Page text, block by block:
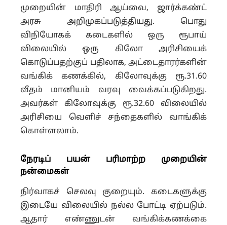
முறையின் மாதிரி ஆய்வை, ஜார்க்கண்ட்
அரசு அறிமுகப்படுத்தியது. பொது
விநியோகக் கடைகளில் ஒரு ரூபாய்
விலையில் ஒரு கிலோ அரிசியைக்
கொடுப்பதற்குப் பதிலாக, அட்டைதாரர்களின்
வங்கிக் கணக்கில், கிலோவுக்கு ரூ.31.60
வீதம் மானியம் வரவு வைக்கப்படுகிறது.
அவர்கள் கிலோவுக்கு ரூ.32.60 விலையில்
அரிசியை வெளிச் சந்தைகளில் வாங்கிக்
கொள்ளலாம்.
நேரடிப் பயன் பரிமாற்ற முறையின்
நன்மைகள்
நிர்வாகச் செலவு குறையும். கடைகளுக்கு
இடையே விலையில் நல்ல போட்டி ஏற்படும்.
ஆதார் எண்ணுடன் வங்கிக்கணக்கை